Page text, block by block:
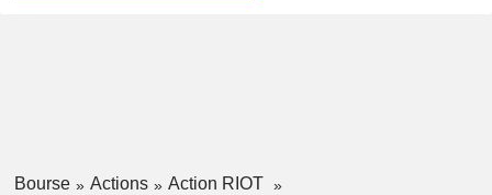
Bourse Actions
Action RIOT